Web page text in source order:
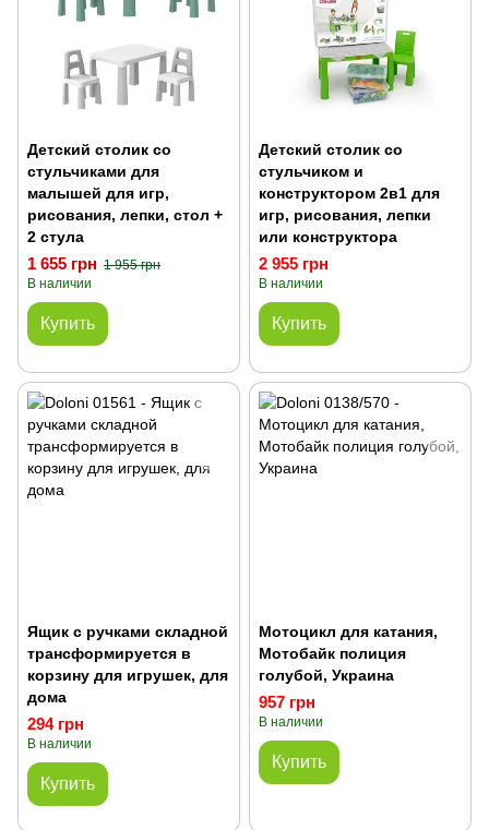
Детский столик со
стульчиками для
малышей для игр,
рисования, лепки, стол +
2 стула
1 655 грн 1 955 грн
В наличии
Купить
Детский столик со
стульчиком и
конструктором 2в1 для
игр, рисования, лепки
или конструктора
2 955 грн
В наличии
Купить
Ящик с ручками складной
трансформируется в
корзину для игрушек, для
дома
294 грн
В наличии
Купить
Мотоцикл для катания,
Мотобайк полиция
голубой, Украина
957 грн
В наличии
Купить